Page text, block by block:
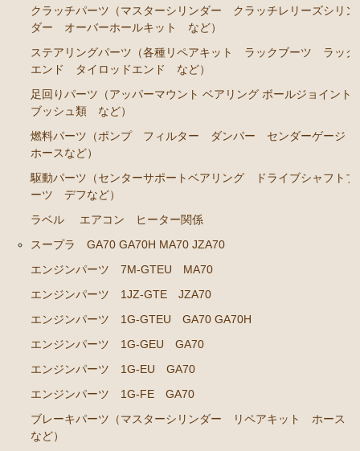
ーズシリンダー オーバーホールキット など）
ステアリングパーツ（各種リペアキット ラックブー
ツ ラックエンド タイロッドエンド など）
ーゲージなど）
駆動パーツ（センターサポートベアリング ドライブ
シャフトブーツ デフなど）
エアコン/ヒーター関係
マークⅡ クレスタ チェイサー JZX90 JZX91 JZX93 GX9
0 SX90
エンジンパーツ 1JZ-GE JZX90 JZX93
エンジンパーツ 2J-GE JZX91
ーズシリンダー オーバーホールキット など）
GX100 GX105
エンジンパーツ 2JZ-GE JZX101
クラッチパーツ（マスターシリンダー クラッチレリーズシリン
ダー オーバーホールキット など）
ステアリングパーツ（各種リペアキット ラックブーツ ラック
エンド タイロッドエンド など）
足回りパーツ（アッパーマウント ベアリング ボールジョイント
ブッシュ類 など）
燃料パーツ（ポンプ フィルター ダンパー センダーゲージ
ホースなど）
駆動パーツ（センターサポートベアリング ドライブシャフトブ
ーツ デフなど）
ラベル
エアコン ヒーター関係
スープラ GA70 GA70H MA70 JZA70
エンジンパーツ 7M-GTEU MA70
エンジンパーツ 1JZ-GTE JZA70
エンジンパーツ 1G-GTEU GA70 GA70H
エンジンパーツ 1G-GEU GA70
エンジンパーツ 1G-EU GA70
エンジンパーツ 1G-FE GA70
ブレーキパーツ（マスターシリンダー リペアキット ホース
など）